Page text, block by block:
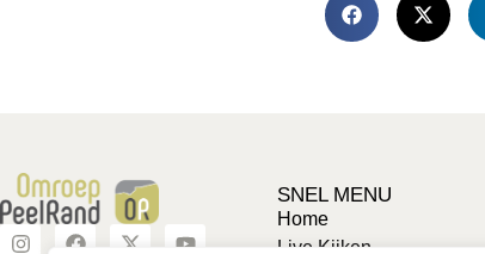
SNEL MENU
Home
Live Kijken